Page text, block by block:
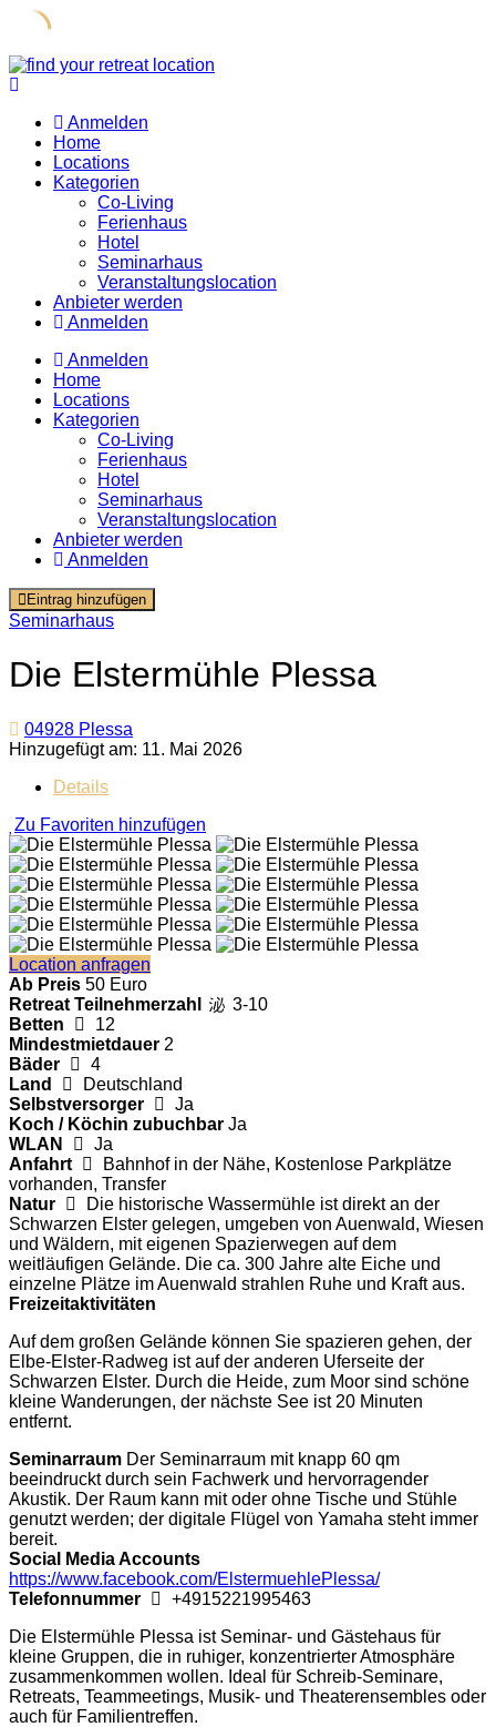
Skip
to
Anmelden
Home
Locations
Kategorien
Co-Living
Ferienhaus
Hotel
Seminarhaus
Veranstaltungslocation
Anbieter werden
Anmelden
Anmelden
Home
Locations
Kategorien
Co-Living
Ferienhaus
Hotel
Seminarhaus
Veranstaltungslocation
Anbieter werden
Anmelden
Eintrag hinzufügen
Seminarhaus
Die Elstermühle Plessa
04928 Plessa
Hinzugefügt am: 11. Mai 2026
Details
Zu Favoriten hinzufügen
Location anfragen
Ab Preis 50 Euro
Retreat Teilnehmerzahl
3-10
Betten
12
Mindestmietdauer 2
Bäder
4
Land
Deutschland
Selbstversorger
Ja
Koch / Köchin zubuchbar Ja
WLAN
Ja
Anfahrt
Bahnhof in der Nähe, Kostenlose Parkplätze
vorhanden, Transfer
Natur
Die historische Wassermühle ist direkt an der
Schwarzen Elster gelegen, umgeben von Auenwald, Wiesen
und Wäldern, mit eigenen Spazierwegen auf dem
weitläufigen Gelände. Die ca. 300 Jahre alte Eiche und
einzelne Plätze im Auenwald strahlen Ruhe und Kraft aus.
Freizeitaktivitäten
Auf dem großen Gelände können Sie spazieren gehen, der
Elbe-Elster-Radweg ist auf der anderen Uferseite der
Schwarzen Elster. Durch die Heide, zum Moor sind schöne
kleine Wanderungen, der nächste See ist 20 Minuten
entfernt.
Seminarraum Der Seminarraum mit knapp 60 qm
beeindruckt durch sein Fachwerk und hervorragender
Akustik. Der Raum kann mit oder ohne Tische und Stühle
genutzt werden; der digitale Flügel von Yamaha steht immer
bereit.
Social Media Accounts
https://www.facebook.com/ElstermuehlePlessa/
Telefonnummer
+4915221995463
Die Elstermühle Plessa ist Seminar- und Gästehaus für
kleine Gruppen, die in ruhiger, konzentrierter Atmosphäre
zusammenkommen wollen. Ideal für Schreib-Seminare,
Retreats, Teammeetings, Musik- und Theaterensembles oder
auch für Familientreffen.